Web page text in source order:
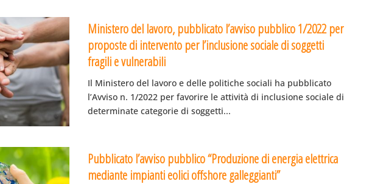
Ministero del lavoro, pubblicato l’avviso pubblico 1/2022 per
proposte di intervento per l’inclusione sociale di soggetti
fragili e vulnerabili
Il Ministero del lavoro e delle politiche sociali ha pubblicato
l’Avviso n. 1/2022 per favorire le attività di inclusione sociale di
determinate categorie di soggetti...
Pubblicato l’avviso pubblico “Produzione di energia elettrica
mediante impianti eolici offshore galleggianti”